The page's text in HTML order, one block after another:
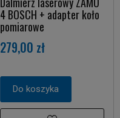
4 BOSCH + adapter koło
pomiarowe
279,00 zł
Do koszyka